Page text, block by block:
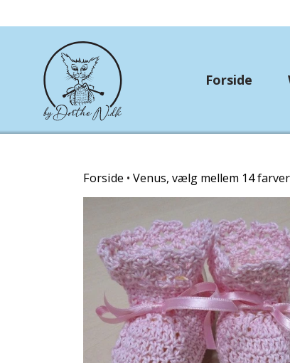
Forside
OUTLET
Strikkekit
Hækle/strikkekits
Garn Gründl
Garn Lana Grossa
Garn Mayflower
Garn Mondial
Forside Venus, vælg mellem 14 farver